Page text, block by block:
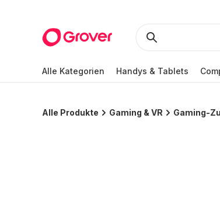
Alle Kategorien Handys & Tablets
Alle Produkte Gaming & VR Gaming-